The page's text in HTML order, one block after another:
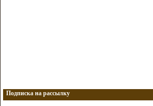
Подписка на рассылку